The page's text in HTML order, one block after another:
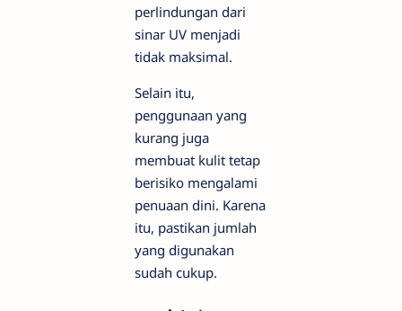
perlindungan dari
sinar UV menjadi
tidak maksimal.
Selain itu,
penggunaan yang
kurang juga
membuat kulit tetap
berisiko mengalami
penuaan dini. Karena
itu, pastikan jumlah
yang digunakan
sudah cukup.